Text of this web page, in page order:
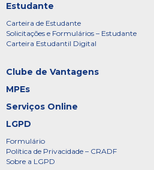
Estudante
Carteira de Estudante
Solicitações e Formulários – Estudante
Carteira Estudantil Digital
Clube de Vantagens
MPEs
Serviços Online
LGPD
Formulário
Política de Privacidade – CRADF
Sobre a LGPD